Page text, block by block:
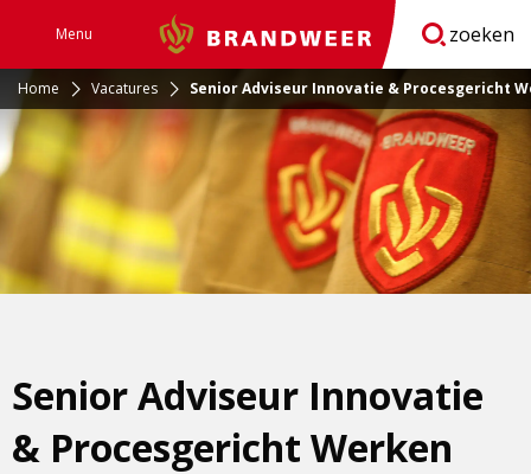
Menu Brandweer zoeken
Home Vacatures Senior Adviseur Innovatie & Procesgericht
Senior Adviseur Innovatie
& Procesgericht Werken